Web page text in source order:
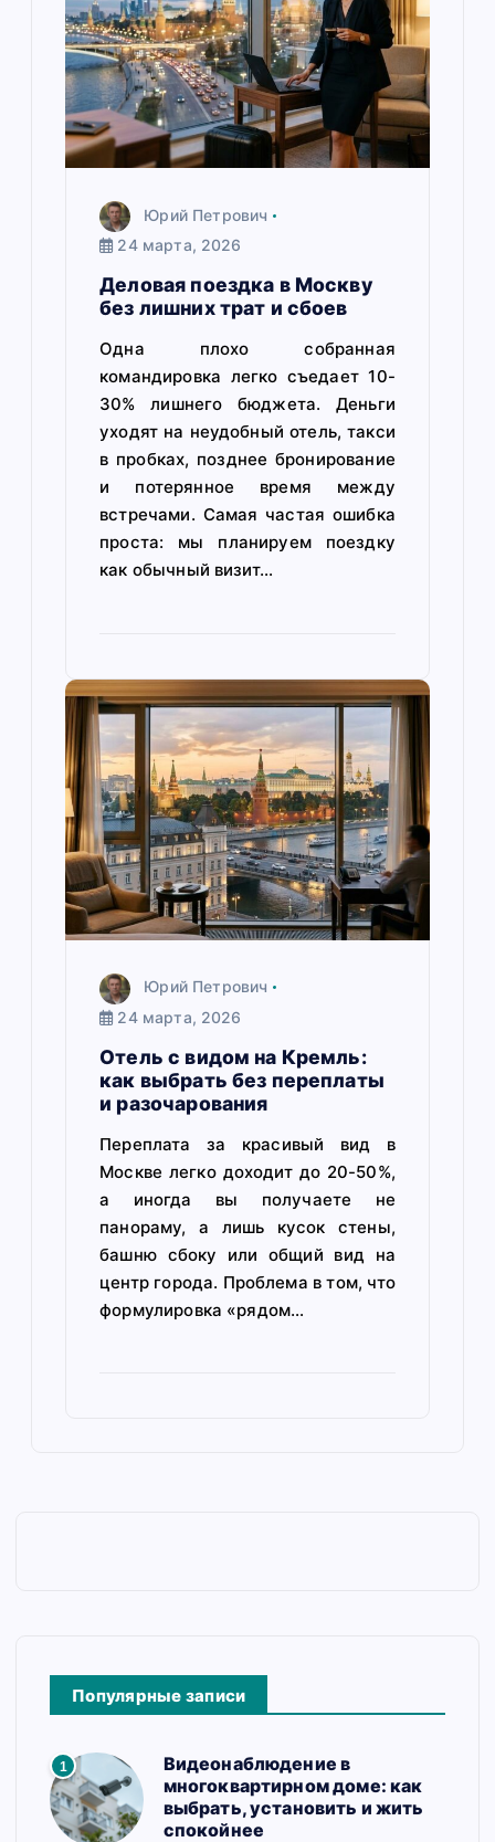
Юрий Петрович
24 марта, 2026
Деловая поездка в Москву
без лишних трат и сбоев
Одна плохо собранная
командировка легко съедает 10-
30% лишнего бюджета. Деньги
уходят на неудобный отель, такси
в пробках, позднее бронирование
и потерянное время между
встречами. Самая частая ошибка
проста: мы планируем поездку
как обычный визит…
Юрий Петрович
24 марта, 2026
Отель с видом на Кремль:
как выбрать без переплаты
и разочарования
Переплата за красивый вид в
Москве легко доходит до 20-50%,
а иногда вы получаете не
панораму, а лишь кусок стены,
башню сбоку или общий вид на
центр города. Проблема в том, что
формулировка «рядом…
Популярные записи
1
Видеонаблюдение в
многоквартирном доме: как
выбрать, установить и жить
спокойнее